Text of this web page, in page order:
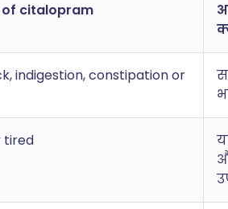
citalopram
indigestion, constipation or
tired